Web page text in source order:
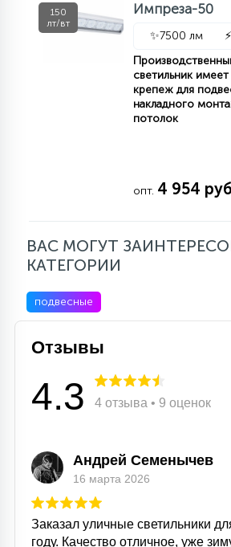
150
лт/вт
Импреза-50
✨7500 лм ⚡
светильник
крепеж для
накладного
потолок
опт. 4 954
ВАС МОГУТ
КАТЕГОРИИ
подвесные
Отзывы
4.3 4 отзыва • 9 оценок
Андрей Семенычев
16 марта 2026
Заказал уличные светильники
году. Качество отличное, уже